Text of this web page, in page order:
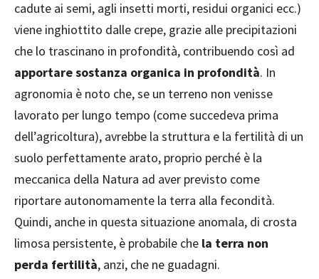
cadute ai semi, agli insetti morti, residui organici ecc.)
viene inghiottito dalle crepe, grazie alle precipitazioni
che lo trascinano in profondità, contribuendo così ad
apportare sostanza organica in profondità. In
agronomia è noto che, se un terreno non venisse
lavorato per lungo tempo (come succedeva prima
dell’agricoltura), avrebbe la struttura e la fertilità di un
suolo perfettamente arato, proprio perché è la
meccanica della Natura ad aver previsto come
riportare autonomamente la terra alla fecondità.
Quindi, anche in questa situazione anomala, di crosta
limosa persistente, è probabile che la terra non
perda fertilità, anzi, che ne guadagni.